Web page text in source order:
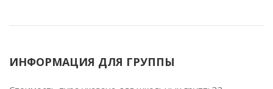
ИНФОРМАЦИЯ ДЛЯ ГРУППЫ